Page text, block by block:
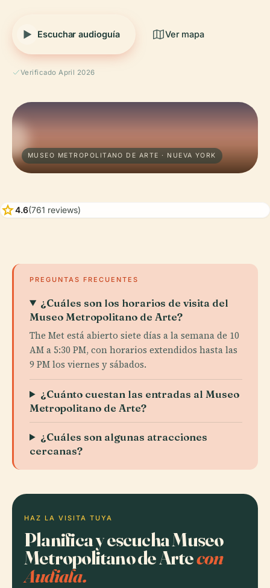
Escuchar audioguía Ver mapa
Verificado April 2026
MUSEO METROPOLITANO DE ARTE · NUEVA YORK
star4.6(761 reviews)
PREGUNTAS FRECUENTES
¿Cuáles son los horarios de visita del
Museo Metropolitano de Arte?
The Met está abierto siete días a la semana de 10
AM a 5:30 PM, con horarios extendidos hasta las
9 PM los viernes y sábados.
¿Cuánto cuestan las entradas al Museo
Metropolitano de Arte?
¿Cuáles son algunas atracciones
cercanas?
HAZ LA VISITA TUYA
Planifica y escucha Museo
Metropolitano de Artecon
Audiala.